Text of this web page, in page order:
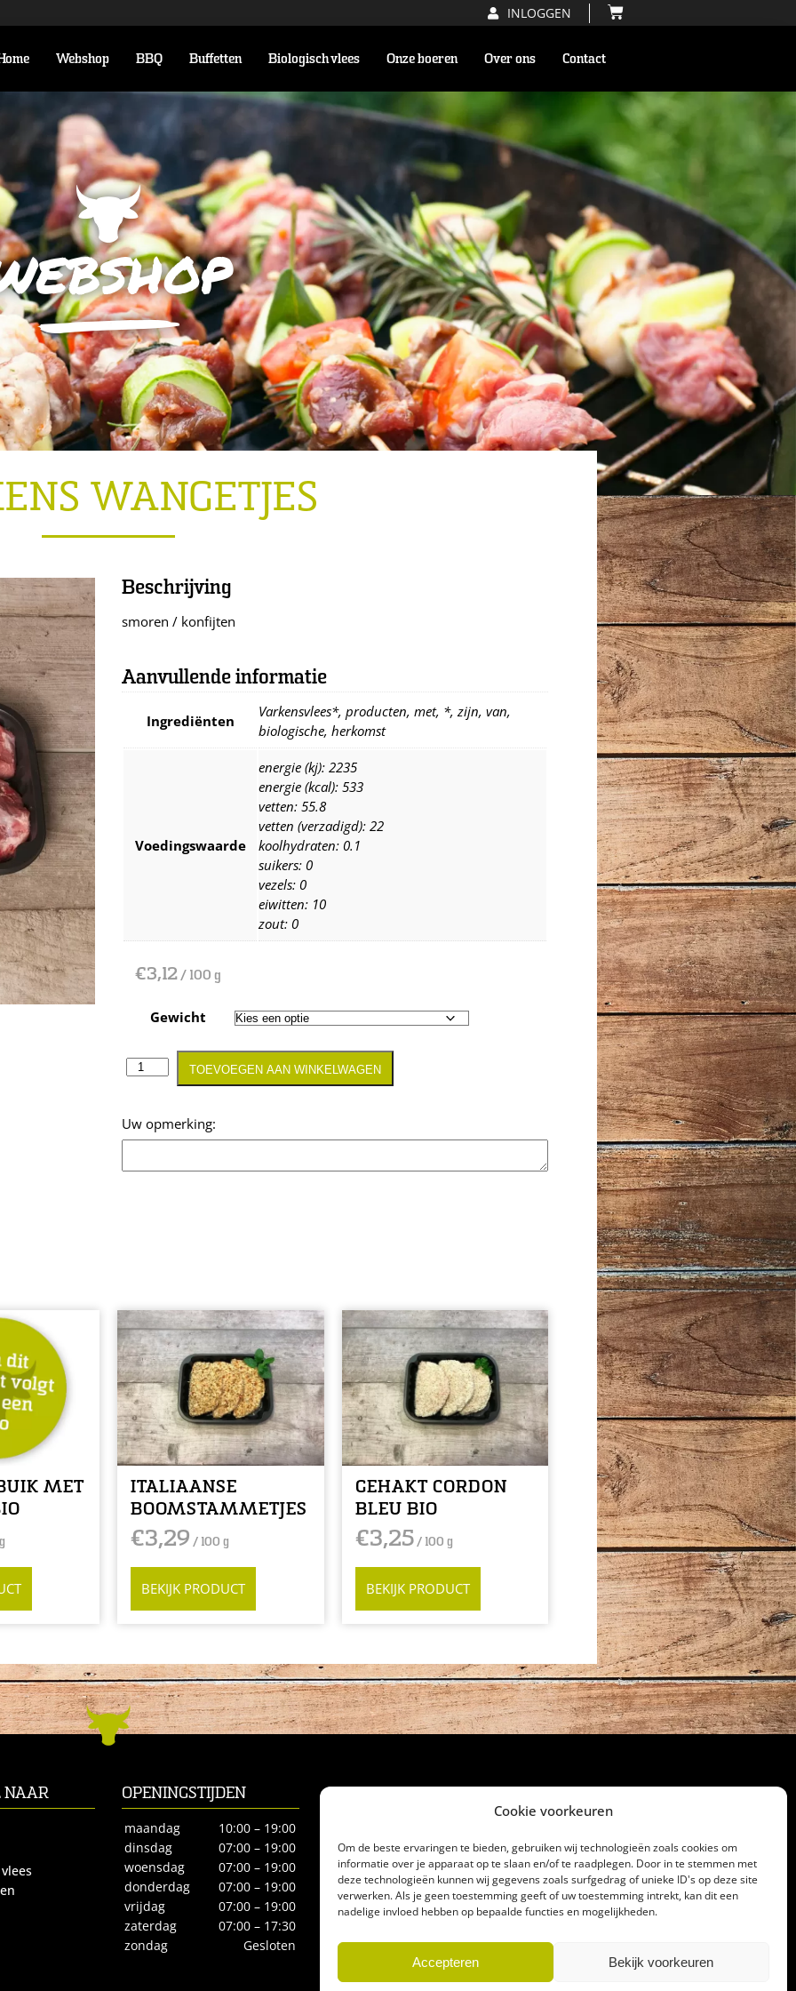
Cookie voorkeuren
Om de beste ervaringen te bieden, gebruiken wij technologieën zoals cookies om
informatie over je apparaat op te slaan en/of te raadplegen. Door in te stemmen met
deze technologieën kunnen wij gegevens zoals surfgedrag of unieke ID's op deze site
verwerken. Als je geen toestemming geeft of uw toestemming intrekt, kan dit een
nadelige invloed hebben op bepaalde functies en mogelijkheden.
Accepteren Bekijk voorkeuren
INLOGGEN
Webshop BBQ Buffetten Biologisch vlees Onze boeren Over ons Contact
WANGETJES
Beschrijving
smoren / konfijten
Aanvullende informatie
Ingrediënten
Varkensvlees*, producten, met, *, zijn, van,
biologische, herkomst
Voedingswaarde
energie (kj): 2235
energie (kcal): 533
vetten: 55.8
vetten (verzadigd): 22
koolhydraten: 0.1
suikers: 0
vezels: 0
eiwitten: 10
zout: 0
€3,12/ 100 g
Gewicht
Opmerking
TOEVOEGEN AAN WINKELWAGEN
MET
ITALIAANSE
BOOMSTAMMETJES
€3,29 / 100 g
BEKIJK PRODUCT
GEHAKT CORDON
BLEU BIO
€3,25/ 100 g
BEKIJK PRODUCT
NAAR OPENINGSTIJDEN
maandag
10:00 – 19:00
dinsdag
07:00 – 19:00
woensdag
07:00 – 19:00
donderdag
07:00 – 19:00
vrijdag
07:00 – 19:00
zaterdag
07:00 – 17:30
zondag
Gesloten
CONTACT
3572BE Utrecht
Tel.030-2732186
biologischeslagerij@gerrittakke.nl